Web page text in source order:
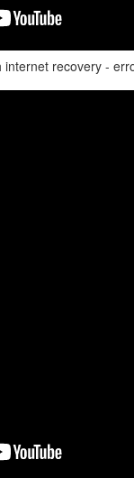
recovery -